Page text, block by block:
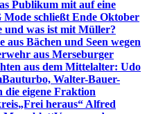
Publikum mit auf eine
Mode schließt Ende Oktober
und was ist mit Müller?
aus Bächen und Seen wegen
aus Merseburger
aus dem Mittelalter: Udo
Bauturbo, Walter-Bauer-
eigene Fraktion
„Frei heraus“ Alfred